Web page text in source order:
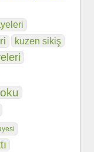
kuzen sikiş